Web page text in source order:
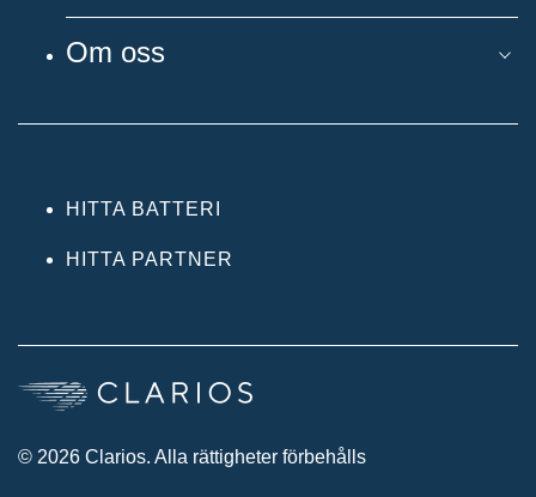
Om oss
HITTA BATTERI
HITTA PARTNER
© 2026 Clarios. Alla rättigheter förbehålls